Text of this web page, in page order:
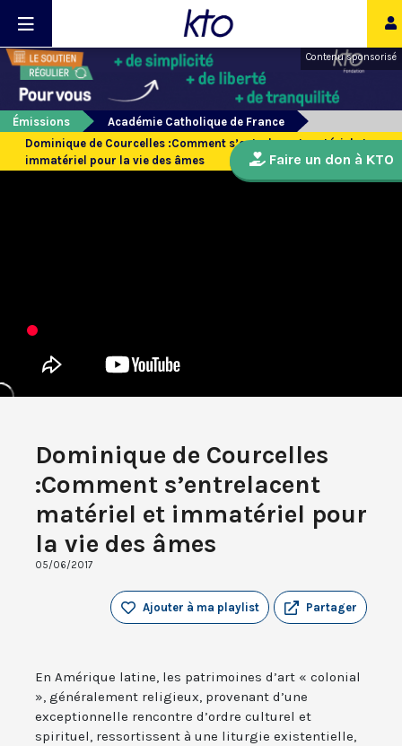
Contenu sponsorisé
Émissions
Académie Catholique de France
Dominique de Courcelles :Comment s’entrelacent matériel et
immatériel pour la vie des âmes
Dominique de Courcelles
:Comment s’entrelacent
matériel et immatériel pour
la vie des âmes
05/06/2017
Partager
Ajouter à ma playlist
En Amérique latine, les patrimoines d’art « colonial
», généralement religieux, provenant d’une
exceptionnelle rencontre d’ordre culturel et
spirituel, ressortissent à une liturgie existentielle,
Faire un don à KTO